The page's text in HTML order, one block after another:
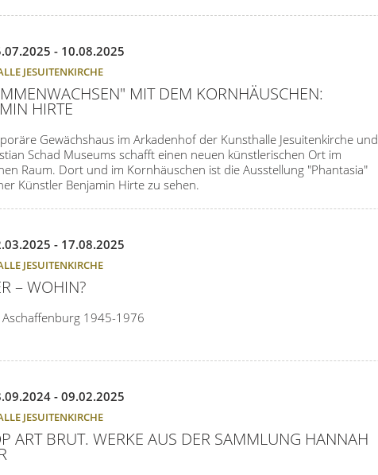
JESUITENKIRCHE
- 10.08.2025
MIT DEM KORNHÄUSCHEN:
HIRTE
Gewächshaus im Arkadenhof der Kunsthalle Jesuitenkirche und
Schad Museums schafft einen neuen künstlerischen Ort im
Raum. Dort und im Kornhäuschen ist die Ausstellung "Phantasia"
Künstler Benjamin Hirte zu sehen.
JESUITENKIRCHE
- 17.08.2025
– WOHIN?
Aschaffenburg 1945-1976
JESUITENKIRCHE
- 09.02.2025
ART BRUT. WERKE AUS DER SAMMLUNG HANNAH